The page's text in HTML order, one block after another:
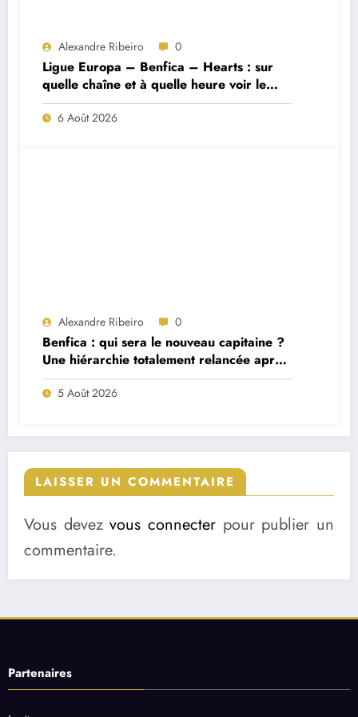
Alexandre Ribeiro 0
Ligue Europa – Benfica – Hearts : sur
quelle chaîne et à quelle heure voir le
match ?
6 Août 2026
Alexandre Ribeiro 0
Benfica : qui sera le nouveau capitaine ?
Une hiérarchie totalement relancée après
deux départs majeurs
5 Août 2026
LAISSER UN COMMENTAIRE
Vous devezvous connecter pour publier un
commentaire.
Partenaires